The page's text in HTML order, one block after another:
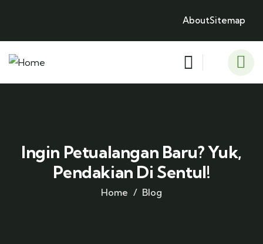
AboutSitemap
Ingin Petualangan Baru? Yuk,
Pendakian Di Sentul!
Home Blog